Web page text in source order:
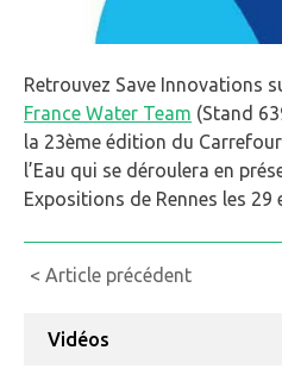
Retrouvez Save Innovations
France Water Team (Stand
la 23ème édition du
l’Eau qui se déroulera en
Expositions de Rennes les 29
Continue
< Article précédent
Vidéos